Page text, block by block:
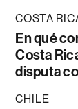
COSTA
En qué
Costa
disputa
CHILE